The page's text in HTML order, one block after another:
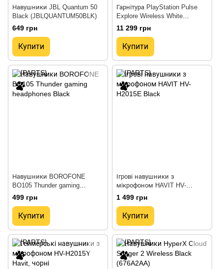
Навушники JBL Quantum 50
Black (JBLQUANTUM50BLK)
649 грн
Купити
Гарнітура PlayStation Pulse
Explore Wireless White
(1000039787)
11 299 грн
Купити
Навушники BOROFONE
BO105 Thunder gaming
headphones Black
499 грн
Купити
Ігрові навушники з
мікрофоном HAVIT HV-
H2015E Black
1 499 грн
Купити